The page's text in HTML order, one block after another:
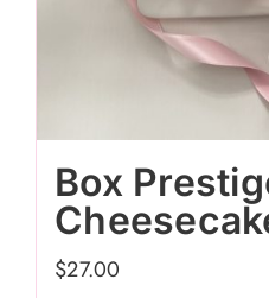
Box
$27.00